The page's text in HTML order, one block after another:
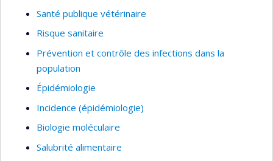
Santé publique vétérinaire
Risque sanitaire
Prévention et contrôle des infections dans la
population
Épidémiologie
Incidence (épidémiologie)
Biologie moléculaire
Salubrité alimentaire